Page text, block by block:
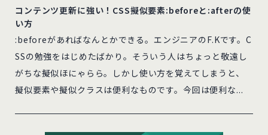
コンテンツ更新に強い！CSS擬似要素:beforeと:afterの使
い方
:beforeがあればなんとかできる。エンジニアのF.Kです。C
SSの勉強をはじめたばかり。そういう人はちょっと敬遠し
がちな擬似ほにゃらら。しかし使い方を覚えてしまうと、
擬似要素や擬似クラスは便利なものです。今回は便利な...